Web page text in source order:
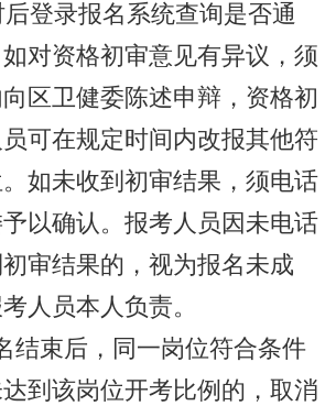
登录报名系统查询是否通
对资格初审意见有异议，须
区卫健委陈述申辩，资格初
可在规定时间内改报其他符
如未收到初审结果，须电话
以确认。报考人员因未电话
审结果的，视为报名未成
人员本人负责。
结束后，同一岗位符合条件
到该岗位开考比例的，取消